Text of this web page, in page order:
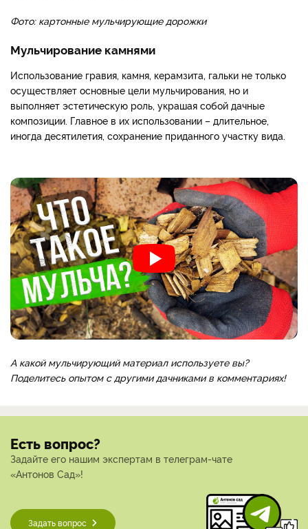
Фото: картонные мульчирующие дорожки
Мульчирование камнями
Использование гравия, камня, керамзита, гальки не только
осуществляет основные цели мульчирования, но и
выполняет эстетическую роль, украшая собой дачные
композиции. Главное в их использовании – длительное,
иногда десятилетия, сохранение приданного участку вида.
А какой мульчирующий материал используете вы?
Поделитесь опытом с другими дачниками в комментариях!
Есть вопрос?
Задайте его нашим экспертам в телеграм-чате
«Антонов Сад»!
Задать вопрос